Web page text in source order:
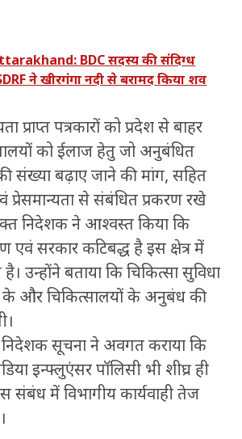
BDC सदस्य की संदिग्ध
ने खीरगंगा नदी से बरामद किया शव
प्राप्त पत्रकारों को प्रदेश से बाहर
को ईलाज हेतु जो अनुबंधित
संख्या बढ़ाए जाने की मांग, सहित
प्रेसमान्यता से संबंधित प्रकरण रखे
निदेशक ने आश्वस्त किया कि
एवं सरकार कटिबद्ध है इस क्षेत्र में
है। उन्होंने बताया कि चिकित्सा सुविधा
के और चिकित्सालयों के अनुबंध की
सूचना ने अवगत कराया कि
इन्फ्लुएंसर पॉलिसी भी शीघ्र ही
संबंध में विभागीय कार्यवाही तेज